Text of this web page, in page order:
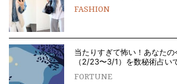
FASHION
当たりすぎて怖い！あなた
（2/23〜3/1）を数秘術占い
FORTUNE